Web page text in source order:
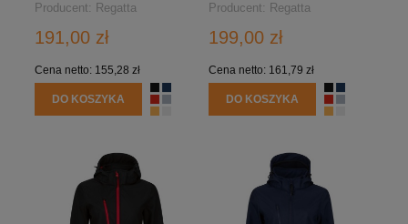
Producent: Regatta
191,00 zł
Cena netto: 155,28 zł
DO KOSZYKA
Producent: Regatta
199,00 zł
Cena netto: 161,79 zł
DO KOSZYKA